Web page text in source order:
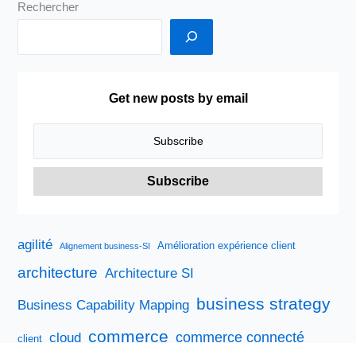
Rechercher
Get new posts by email
agilité Alignement business-SI Amélioration expérience client
architecture Architecture SI
Business Capability Mapping business strategy
client cloud commerce commerce connecté